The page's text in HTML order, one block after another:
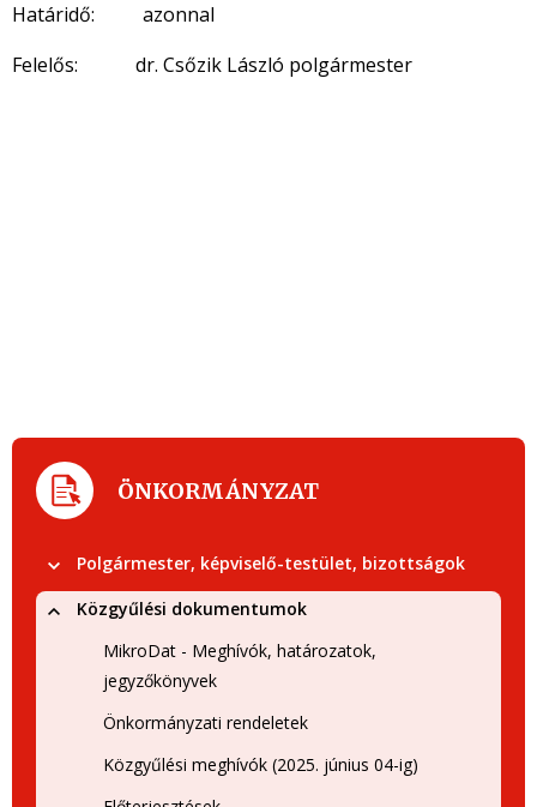
Határidő: azonnal
Felelős: dr. Csőzik László polgármester
ÖNKORMÁNYZAT
Polgármester, képviselő-testület, bizottságok
Közgyűlési dokumentumok
MikroDat - Meghívók, határozatok,
jegyzőkönyvek
Önkormányzati rendeletek
Közgyűlési meghívók (2025. június 04-ig)